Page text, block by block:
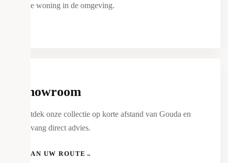
type woning in de omgeving.
Showroom
Ontdek onze collectie op korte afstand van Gouda en
ontvang direct advies.
PLAN UW ROUTE →